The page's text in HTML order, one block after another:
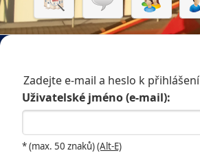
Zadejte e-mail a heslo k přihlášení
Uživatelské jméno (e-mail):
* (max. 50 znaků)(Alt-E)